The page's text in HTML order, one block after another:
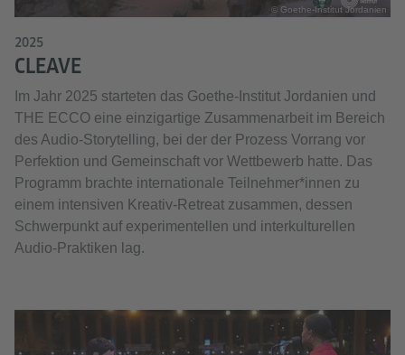
© Goethe-Institut Jordanien
2025
CLEAVE
Im Jahr 2025 starteten das Goethe-Institut Jordanien und
THE ECCO eine einzigartige Zusammenarbeit im Bereich
des Audio-Storytelling, bei der der Prozess Vorrang vor
Perfektion und Gemeinschaft vor Wettbewerb hatte. Das
Programm brachte internationale Teilnehmer*innen zu
einem intensiven Kreativ-Retreat zusammen, dessen
Schwerpunkt auf experimentellen und interkulturellen
Audio-Praktiken lag.